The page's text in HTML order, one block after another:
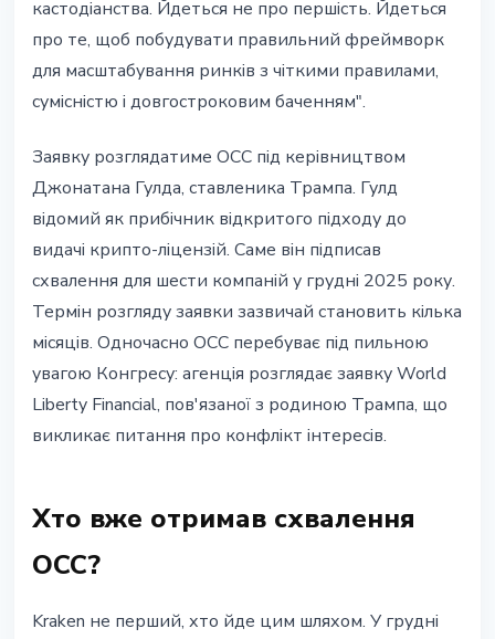
кастодіанства. Йдеться не про першість. Йдеться
про те, щоб побудувати правильний фреймворк
для масштабування ринків з чіткими правилами,
сумісністю і довгостроковим баченням".
Заявку розглядатиме OCC під керівництвом
Джонатана Гулда, ставленика Трампа. Гулд
відомий як прибічник відкритого підходу до
видачі крипто-ліцензій. Саме він підписав
схвалення для шести компаній у грудні 2025 року.
Термін розгляду заявки зазвичай становить кілька
місяців. Одночасно OCC перебуває під пильною
увагою Конгресу: агенція розглядає заявку World
Liberty Financial, пов'язаної з родиною Трампа, що
викликає питання про конфлікт інтересів.
Хто вже отримав схвалення
OCC?
Kraken не перший, хто йде цим шляхом. У грудні